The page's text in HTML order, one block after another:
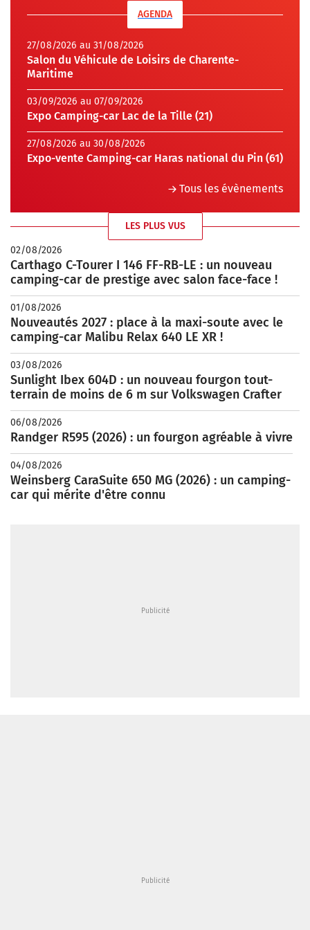
AGENDA
27/08/2026 au 31/08/2026
Salon du Véhicule de Loisirs de Charente-
Maritime
03/09/2026 au 07/09/2026
Expo Camping-car Lac de la Tille (21)
27/08/2026 au 30/08/2026
Expo-vente Camping-car Haras national du Pin (61)
Tous les évènements
LES PLUS VUS
02/08/2026
Carthago C-Tourer I 146 FF-RB-LE : un nouveau
camping-car de prestige avec salon face-face !
01/08/2026
Nouveautés 2027 : place à la maxi-soute avec le
camping-car Malibu Relax 640 LE XR !
03/08/2026
Sunlight Ibex 604D : un nouveau fourgon tout-
terrain de moins de 6 m sur Volkswagen Crafter
06/08/2026
Randger R595 (2026) : un fourgon agréable à vivre
04/08/2026
Weinsberg CaraSuite 650 MG (2026) : un camping-
car qui mérite d'être connu